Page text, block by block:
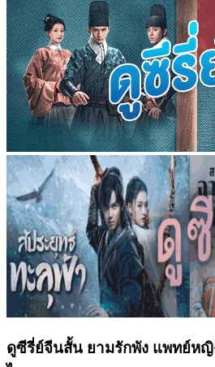
ดูซีรี่ย์จีนสั้น ยามรักพัง แพทย์หญิ